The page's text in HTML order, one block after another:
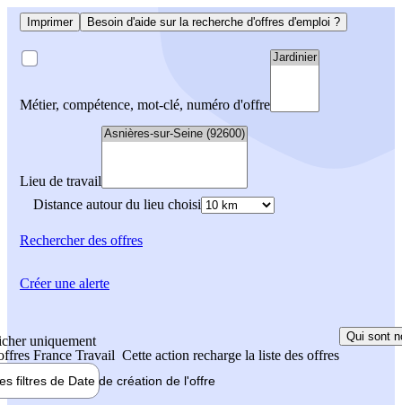
Imprimer Besoin d'aide sur la recherche d'offres d'emploi ?
Métier, compétence, mot-clé, numéro d'offre
Lieu de travail
Distance autour du lieu choisi
Rechercherdes offres
uniquement
France Travail Cette action recharge la liste des offres
Qui sont
filtres de Date de création de l'offre
Créer une alerte